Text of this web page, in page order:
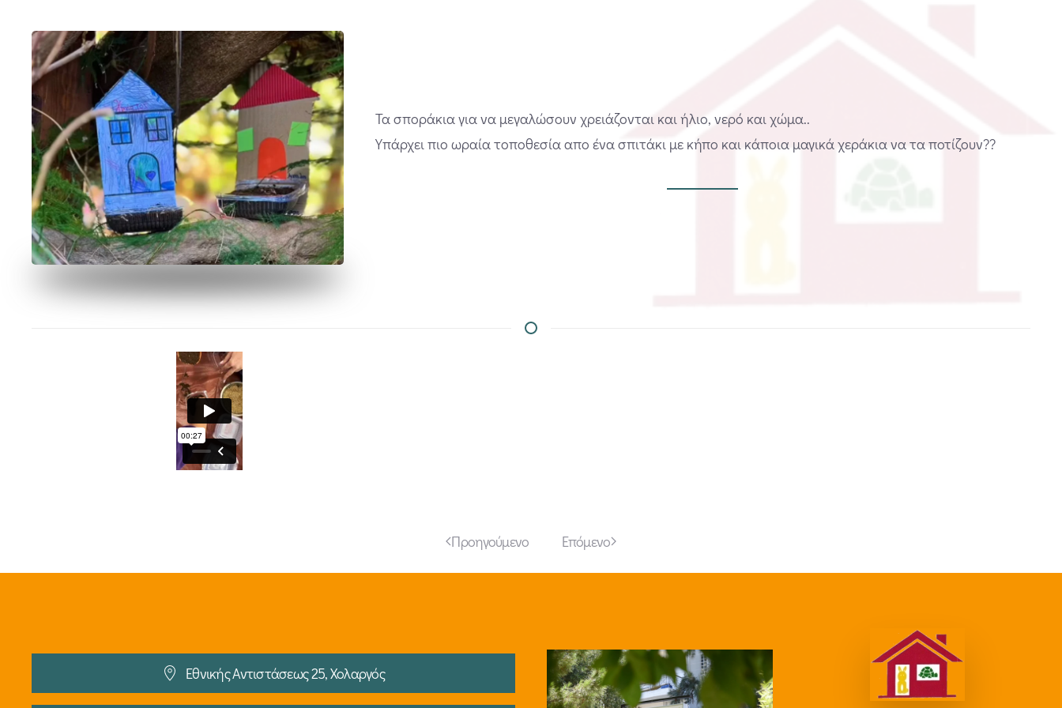
Τα σποράκια για να μεγαλώσουν χρειάζονται και ήλιο, νερό και χώμα..
Υπάρχει πιο ωραία τοποθεσία απο ένα σπιτάκι με κήπο και κάποια μαγικά χεράκια να τα ποτίζουν??
Προηγούμενο Επόμενο
Εθνικής Αντιστάσεως 25, Χολαργός